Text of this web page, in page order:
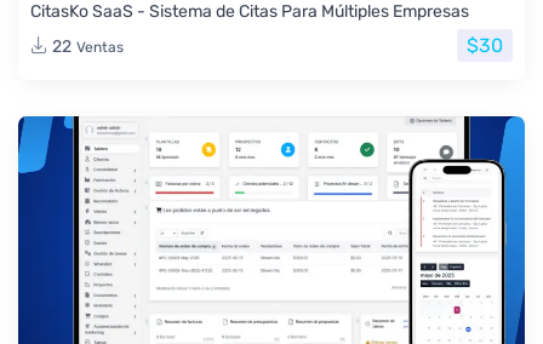
CitasKo SaaS - Sistema de Citas Para Múltiples Empresas
22 Ventas $30